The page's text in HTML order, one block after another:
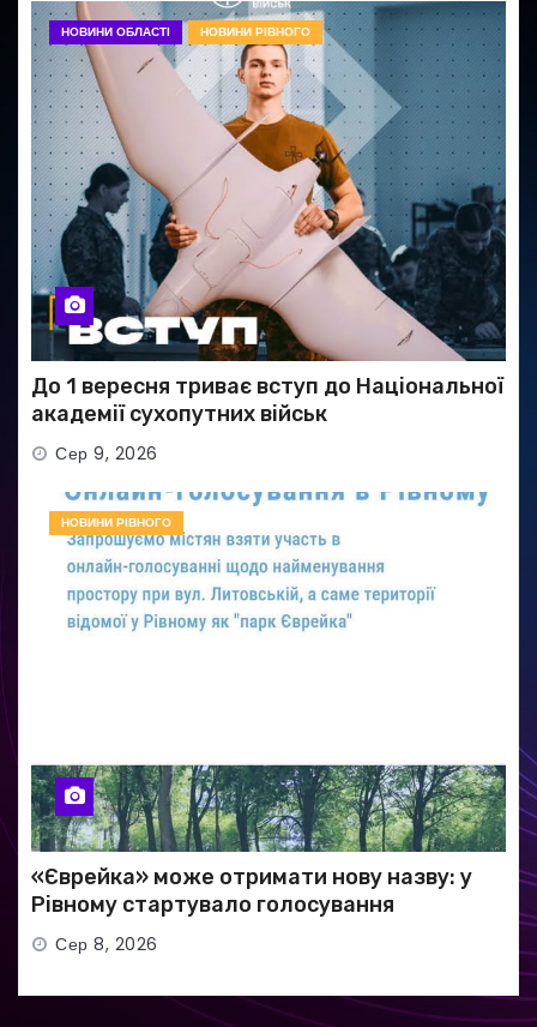
НОВИНИ ОБЛАСТІ НОВИНИ РІВНОГО
До 1 вересня триває вступ до Національної
академії сухопутних військ
Сер 9, 2026
НОВИНИ РІВНОГО
«Єврейка» може отримати нову назву: у
Рівному стартувало голосування
Сер 8, 2026